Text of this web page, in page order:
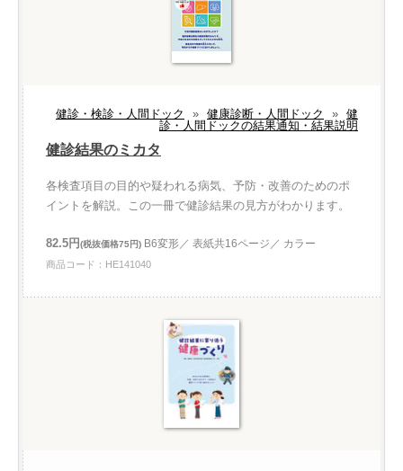
健診・検診・人間ドック » 健康診断・人間ドック » 健
診・人間ドックの結果通知・結果説明
健診結果のミカタ
各検査項目の目的や疑われる病気、予防・改善のためのポ
イントを解説。この一冊で健診結果の見方がわかります。
82.5円(税抜価格75円) B6変形／ 表紙共16ページ／ カラー
商品コード：HE141040